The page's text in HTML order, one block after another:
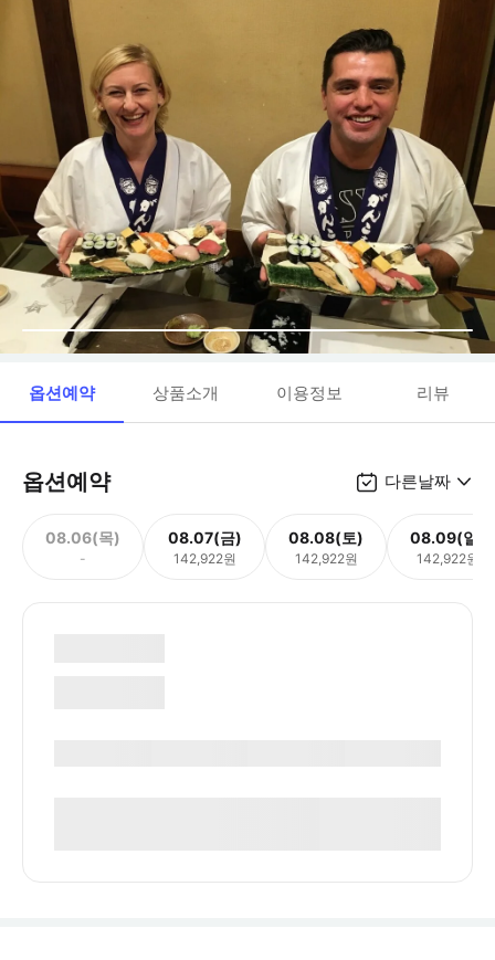
옵션예약 상품소개 이용정보 리뷰
옵션예약 다른날짜
08.06(목)
-
08.07(금)
142,922원
08.08(토)
142,922원
08.09(일)
142,922원